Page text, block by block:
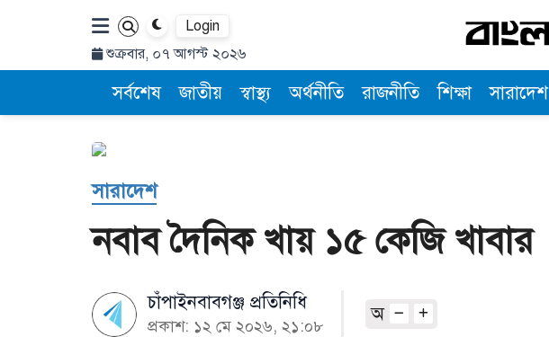
Login
শুক্রবার, ০৭ আগস্ট ২০২৬
সর্বশেষ জাতীয় স্বাস্থ্য অর্থনীতি রাজনীতি শিক্ষা সারাদেশ
সারাদেশ
নবাব দৈনিক খায় ১৫ কেজি খাবার
চাঁপাইনবাবগঞ্জ প্রতিনিধি
প্রকাশ: ১২ মে ২০২৬, ২১:০৮
অ